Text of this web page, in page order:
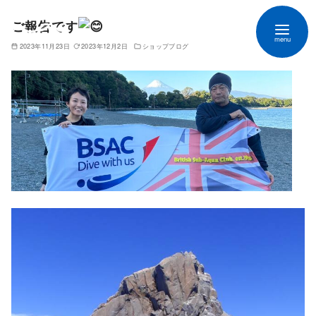
ご報告です
2023年11月23日 2023年12月2日 ショップブログ